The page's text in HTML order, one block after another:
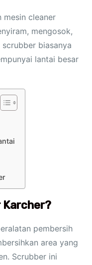
mesin cleaner
mengosok,
biasanya
lantai besar
pembersih
area yang
Scrubber ini